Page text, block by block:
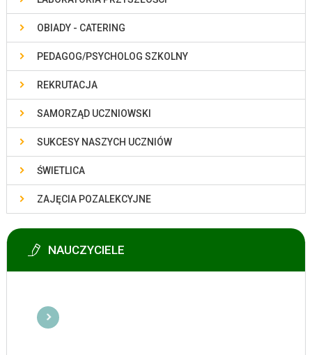
OBIADY - CATERING
PEDAGOG/PSYCHOLOG SZKOLNY
REKRUTACJA
SAMORZĄD UCZNIOWSKI
SUKCESY NASZYCH UCZNIÓW
ŚWIETLICA
ZAJĘCIA POZALEKCYJNE
NAUCZYCIELE